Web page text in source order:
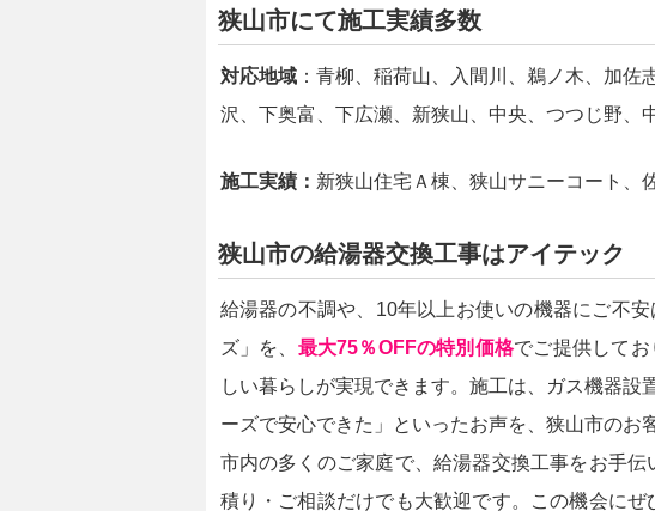
狭山市にて施工実績多数
対応地域：青柳、稲荷山、入間川、鵜ノ木、加佐
沢、下奥富、下広瀬、新狭山、中央、つつじ野、
施工実績： 新狭山住宅Ａ棟、狭山サニーコート、
狭山市の給湯器交換工事はアイテック
給湯器の不調や、10年以上お使いの機器にご不
ズ」を、 最大75％OFFの特別価格でご提供して
しい暮らしが実現できます。施工は、ガス機器
ーズで安心できた」といったお声を、狭山市の
市内の多くのご家庭で、給湯器交換工事をお手
積り・ご相談だけでも大歓迎です。この機会に